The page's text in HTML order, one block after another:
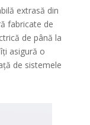
extrasă din
fabricate de
de până la
asigură o
de sistemele